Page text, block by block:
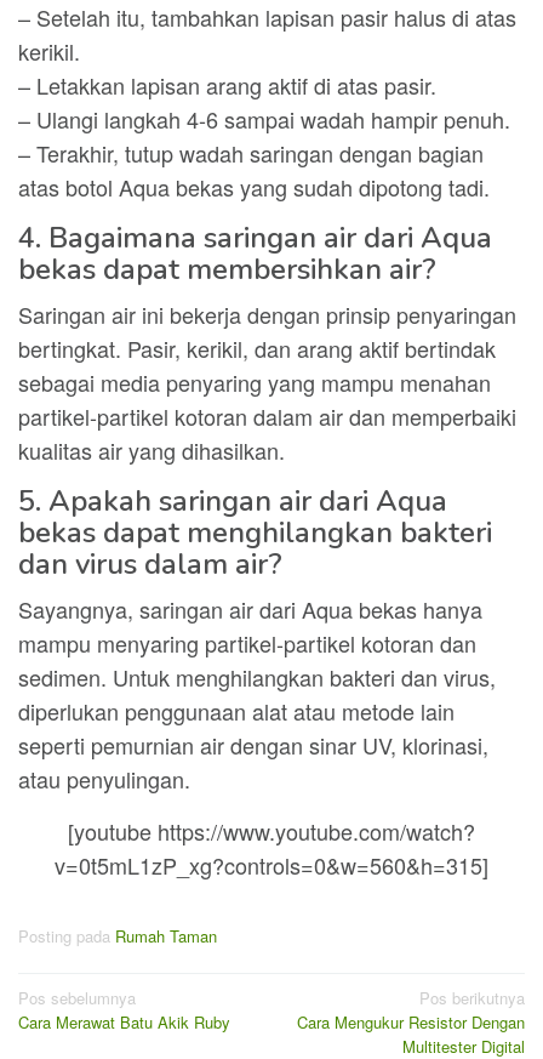
– Setelah itu, tambahkan lapisan pasir halus di atas
kerikil.
– Letakkan lapisan arang aktif di atas pasir.
– Ulangi langkah 4-6 sampai wadah hampir penuh.
– Terakhir, tutup wadah saringan dengan bagian
atas botol Aqua bekas yang sudah dipotong tadi.
4. Bagaimana saringan air dari Aqua
bekas dapat membersihkan air?
Saringan air ini bekerja dengan prinsip penyaringan
bertingkat. Pasir, kerikil, dan arang aktif bertindak
sebagai media penyaring yang mampu menahan
partikel-partikel kotoran dalam air dan memperbaiki
kualitas air yang dihasilkan.
5. Apakah saringan air dari Aqua
bekas dapat menghilangkan bakteri
dan virus dalam air?
Sayangnya, saringan air dari Aqua bekas hanya
mampu menyaring partikel-partikel kotoran dan
sedimen. Untuk menghilangkan bakteri dan virus,
diperlukan penggunaan alat atau metode lain
seperti pemurnian air dengan sinar UV, klorinasi,
atau penyulingan.
[youtube https://www.youtube.com/watch?
v=0t5mL1zP_xg?controls=0&w=560&h=315]
Posting pada Rumah Taman
Navigasi
pos
Pos sebelumnya
Cara Merawat Batu Akik Ruby
Pos berikutnya
Cara Mengukur Resistor Dengan
Multitester Digital